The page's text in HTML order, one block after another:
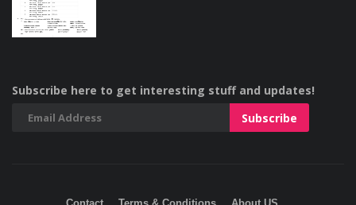
Subscribe here to get interesting stuff and updates!